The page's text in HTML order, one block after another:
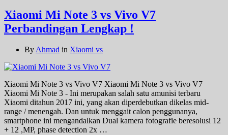
Xiaomi Mi Note 3 vs Vivo V7
Perbandingan Lengkap !
ByAhmad in Xiaomi vs
Xiaomi Mi Note 3 vs Vivo V7 Xiaomi Mi Note 3 vs Vivo V7
Xiaomi Mi Note 3 - Ini merupakan salah satu amunisi terbaru
Xiaomi ditahun 2017 ini, yang akan diperdebutkan dikelas mid-
range / menengah. Dan untuk menggait calon penggunanya,
smartphone ini mengandalkan Dual kamera fotografie beresolusi 12
+ 12 ,MP, phase detection 2x …